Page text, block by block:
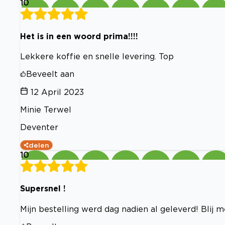
10
Het is in een woord prima!!!!
Lekkere koffie en snelle levering. Top
Beveelt aan
12 April 2023
Minie Terwel
Deventer
delen
10
Supersnel !
Mijn bestelling werd dag nadien al geleverd! Blij